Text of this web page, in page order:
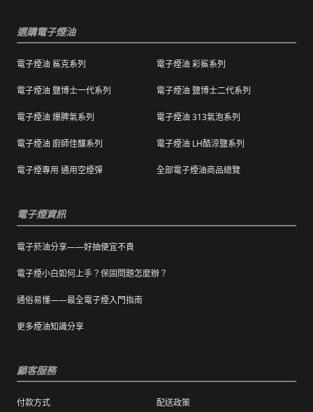
統更新時間，會有所出入）
海外運送：
海外顧客如需訂購，請聯絡客服中心協助海外
裝上黏貼紙張或書寫文字。
購買之商品若符合促銷活動（ 如滿減、免運等
本站商品屬於食品類，基於安全衛生考量，除
有非人為造成的破壞、損毀或不完整的商品瑕
選購電子煙油
電子煙油 鯊克系列 電子煙油 彩鯊系列
電子煙油 鹽博士一代系列 電子煙油 鹽博士二代系列
電子煙油 爆脾氣系列 電子煙油 313氣泡系列
電子煙油 廚師佳釀系列 電子煙油 LH酷涼鹽系列
電子煙專用 通用空煙彈 全部電子煙油商品總覽
電子煙資訊
電子菸油分享——好抽便宜不貴
電子煙小白如何上手？保固問題怎麼辦？
通俗易懂——最全電子煙入門指南
更多煙油知識分享
顧客服務
付款方式 配送政策